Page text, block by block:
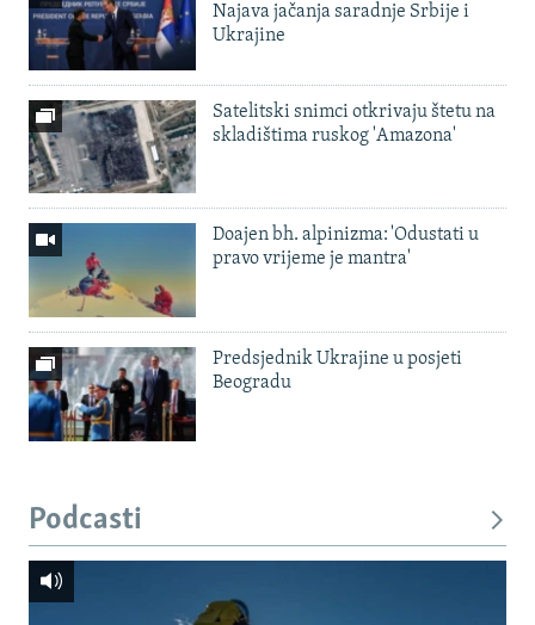
Najava jačanja saradnje Srbije i
Ukrajine
Satelitski snimci otkrivaju štetu na
skladištima ruskog 'Amazona'
Doajen bh. alpinizma: 'Odustati u
pravo vrijeme je mantra'
Predsjednik Ukrajine u posjeti
Beogradu
Podcasti